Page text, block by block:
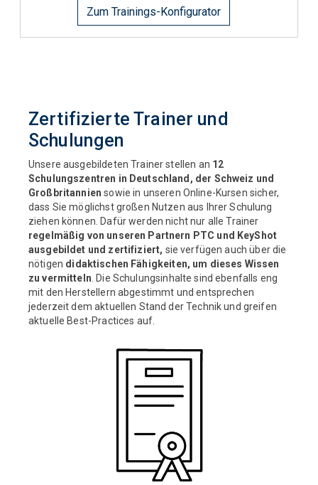
Zum Trainings-Konfigurator
Zertifizierte Trainer und
Schulungen
Unsere ausgebildeten Trainer stellen an 12
Schulungszentren in Deutschland, der Schweiz und
Großbritannien sowie in unseren Online-Kursen sicher,
dass Sie möglichst großen Nutzen aus Ihrer Schulung
ziehen können. Dafür werden nicht nur alle Trainer
regelmäßig von unseren Partnern PTC und KeyShot
ausgebildet und zertifiziert, sie verfügen auch über die
nötigen didaktischen Fähigkeiten, um dieses Wissen
zu vermitteln. Die Schulungsinhalte sind ebenfalls eng
mit den Herstellern abgestimmt und entsprechen
jederzeit dem aktuellen Stand der Technik und greifen
aktuelle Best-Practices auf.